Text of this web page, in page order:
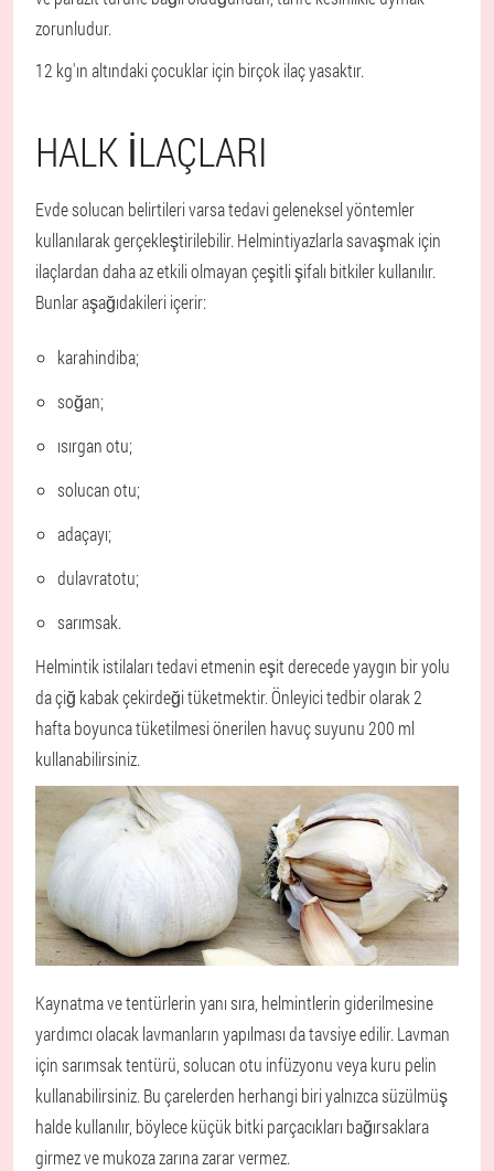
zorunludur.
12 kg'ın altındaki çocuklar için birçok ilaç yasaktır.
HALK ILAÇLARI
Evde solucan belirtileri varsa tedavi geleneksel yöntemler
kullanılarak gerçekleştirilebilir. Helmintiyazlarla savaşmak için
ilaçlardan daha az etkili olmayan çeşitli şifalı bitkiler kullanılır.
Bunlar aşağıdakileri içerir:
karahindiba;
soğan;
ısırgan otu;
solucan otu;
adaçayı;
dulavratotu;
sarımsak.
Helmintik istilaları tedavi etmenin eşit derecede yaygın bir yolu
da çiğ kabak çekirdeği tüketmektir. Önleyici tedbir olarak 2
hafta boyunca tüketilmesi önerilen havuç suyunu 200 ml
kullanabilirsiniz.
Kaynatma ve tentürlerin yanı sıra, helmintlerin giderilmesine
yardımcı olacak lavmanların yapılması da tavsiye edilir. Lavman
için sarımsak tentürü, solucan otu infüzyonu veya kuru pelin
kullanabilirsiniz. Bu çarelerden herhangi biri yalnızca süzülmüş
halde kullanılır, böylece küçük bitki parçacıkları bağırsaklara
girmez ve mukoza zarına zarar vermez.